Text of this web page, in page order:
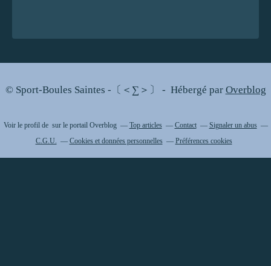
© Sport-Boules Saintes -〔＜∑＞〕 - Hébergé par Overblog
Voir le profil de sur le portail Overblog Top articles Contact
Signaler un abus
C.G.U.
Cookies et données personnelles Préférences cookies